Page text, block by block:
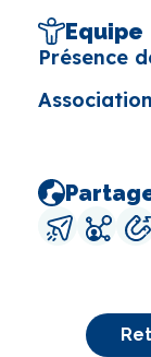
Equipe
Présence